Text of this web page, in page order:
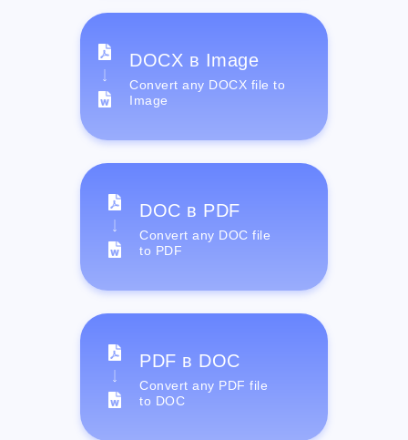
DOCX в Image
Convert any DOCX file to
Image
DOC в PDF
Convert any DOC file
to PDF
PDF в DOC
Convert any PDF file
to DOC